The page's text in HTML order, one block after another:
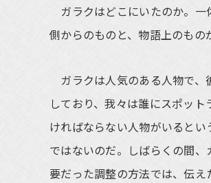
ガラクはどこにいたのか。一
側からのものと、物語上のもの
ガラクは人気のある人物で、
しており、我々は誰にスポッ
ければならない人物がいると
ではないのだ。しばらくの間
要だった調整の方法では、伝